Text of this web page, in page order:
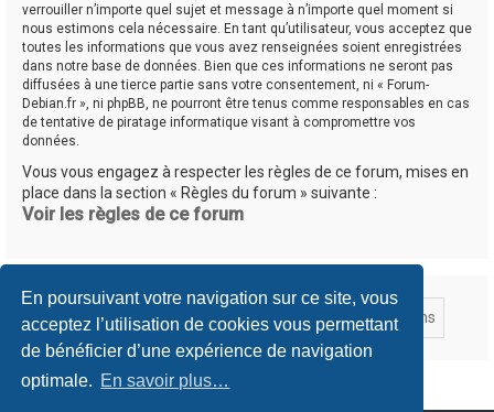
En poursuivant votre navigation sur ce site, vous
acceptez l’utilisation de cookies vous permettant
de bénéficier d’une expérience de navigation
optimale. En savoir plus…
verrouiller n’importe quel sujet et message à n’importe quel moment si
nous estimons cela nécessaire. En tant qu’utilisateur, vous acceptez que
toutes les informations que vous avez renseignées soient enregistrées
dans notre base de données. Bien que ces informations ne seront pas
diffusées à une tierce partie sans votre consentement, ni « Forum-
Debian.fr », ni phpBB, ne pourront être tenus comme responsables en cas
de tentative de piratage informatique visant à compromettre vos
données.
Vous vous engagez à respecter les règles de ce forum, mises en
place dans la section « Règles du forum » suivante :
Voir les règles de ce forum